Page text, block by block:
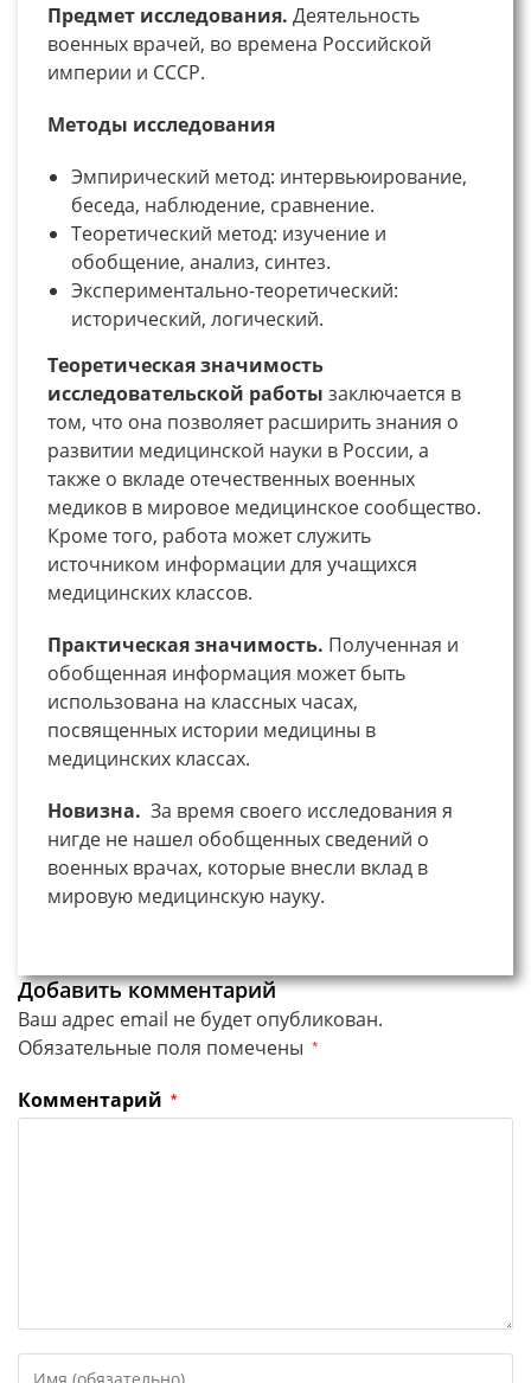
Предмет исследования. Деятельность
военных врачей, во времена Российской
империи и СССР.
Методы исследования
Эмпирический метод: интервьюирование,
беседа, наблюдение, сравнение.
Теоретический метод: изучение и
обобщение, анализ, синтез.
Экспериментально-теоретический:
исторический, логический.
Теоретическая значимость
исследовательской работы заключается в
том, что она позволяет расширить знания о
развитии медицинской науки в России, а
также о вкладе отечественных военных
медиков в мировое медицинское сообщество.
Кроме того, работа может служить
источником информации для учащихся
медицинских классов.
Практическая значимость. Полученная и
обобщенная информация может быть
использована на классных часах,
посвященных истории медицины в
медицинских классах.
Новизна. За время своего исследования я
нигде не нашел обобщенных сведений о
военных врачах, которые внесли вклад в
мировую медицинскую науку.
Добавить комментарий
Ваш адрес email не будет опубликован.
Обязательные поля помечены *
Комментарий *